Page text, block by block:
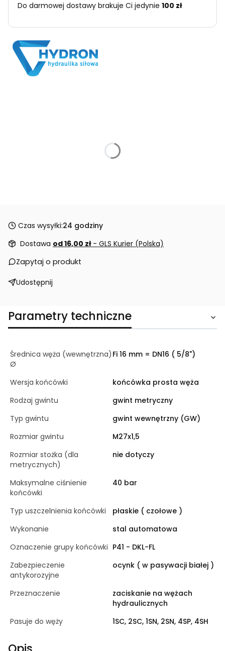
Do darmowej dostawy brakuje Ci jedynie 100 zł
Czas wysyłki:24 godziny
Dostawa od 16,00 zł - GLS Kurier (Polska)
Zapytaj o produkt
Udostępnij
Parametry techniczne
Średnica węża (wewnętrzna)
Ø
Fi 16 mm = DN16 ( 5/8")
Wersja końcówki
końcówka prosta węża
Rodzaj gwintu
gwint metryczny
Typ gwintu
gwint wewnętrzny (GW)
Rozmiar gwintu
M27x1,5
Rozmiar stożka (dla
metrycznych)
nie dotyczy
Maksymalne ciśnienie
końcówki
40 bar
Typ uszczelnienia końcówki
płaskie ( czołowe )
Wykonanie
stal automatowa
Oznaczenie grupy końcówki P41 - DKL-FL
Zabezpieczenie
antykorozyjne
ocynk ( w pasywacji białej )
Przeznaczenie
zaciskanie na wężach
hydraulicznych
Pasuje do węży
1SC, 2SC, 1SN, 2SN, 4SP, 4SH